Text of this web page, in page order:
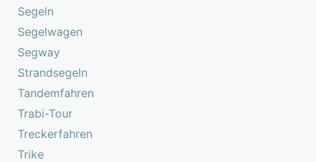
Segeln
Segelwagen
Segway
Strandsegeln
Tandemfahren
Trabi-Tour
Treckerfahren
Trike